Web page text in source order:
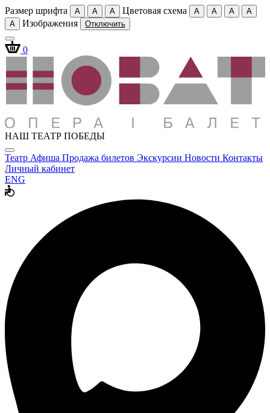
Размер шрифта A A A Цветовая схема A A A
A
A
Изображения Отключить
0
НАШ ТЕАТР ПОБЕДЫ
Театр Афиша Продажа билетов Экскурсии Новости Контакты
Личный кабинет
ENG